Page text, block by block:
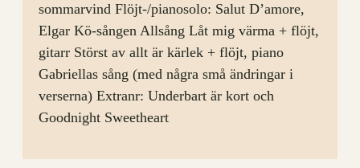
sommarvind Flöjt-/pianosolo: Salut D’amore,
Elgar Kö-sången Allsång Låt mig värma + flöjt,
gitarr Störst av allt är kärlek + flöjt, piano
Gabriellas sång (med några små ändringar i
verserna) Extranr: Underbart är kort och
Goodnight Sweetheart